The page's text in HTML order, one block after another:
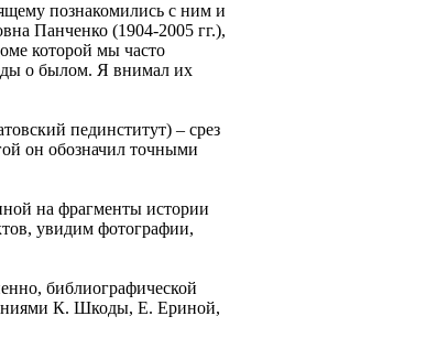
познакомились с ним и
Панченко (1904-2005 гг.),
которой мы часто
о былом. Я внимал их
пединститут) – срез
он обозначил точными
на фрагменты истории
увидим фотографии,
библиографической
К. Шкоды, Е. Ериной,